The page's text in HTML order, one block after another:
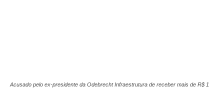
Acusado pelo ex-presidente da Odebrecht Infraestrutura de receber mais de R$ 1